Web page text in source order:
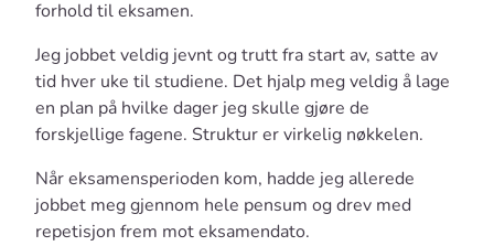
forhold til eksamen.
Jeg jobbet veldig jevnt og trutt fra start av, satte av
tid hver uke til studiene. Det hjalp meg veldig å lage
en plan på hvilke dager jeg skulle gjøre de
forskjellige fagene. Struktur er virkelig nøkkelen.
Når eksamensperioden kom, hadde jeg allerede
jobbet meg gjennom hele pensum og drev med
repetisjon frem mot eksamendato.